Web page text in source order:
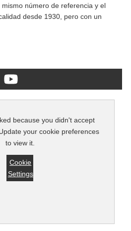
número de referencia y el
desde 1930, pero con un
because you didn't accept
to view it.
Cookie
Settings